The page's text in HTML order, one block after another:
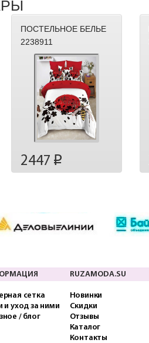
ПОСТЕЛЬНОЕ БЕЛЬЕ
2238911
2447 p
сетка
и уход за ними
/ блог
RUZAMODA.SU
Новинки
Скидки
Отзывы
Каталог
Контакты